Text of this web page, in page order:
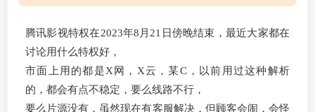
腾讯影视特权在2023年8月21日傍晚结束，最近大家都在
讨论用什么特权好，
市面上用的都是X网，X云，某C，以前用过这种解析
的，都会有点不稳定，要么线路不行，
要么片源没有，虽然现在有客服解决，但顾客会闹，会怪